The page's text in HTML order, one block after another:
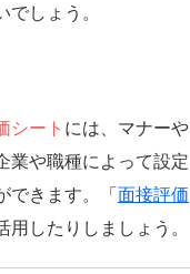
しょう。
シート には、マナーや
業や職種によって設定
できます。「面接評価
したりしましょう。